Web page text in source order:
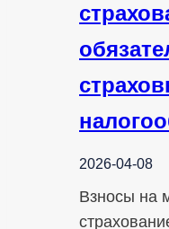
2026-04-08
Взносы на